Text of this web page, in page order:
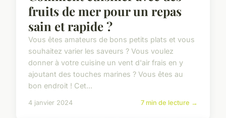
fruits de mer pour un repas
sain et rapide ?
Vous êtes amateurs de bons petits plats et vous
souhaitez varier les saveurs ? Vous voulez
donner à votre cuisine un vent d'air frais en y
ajoutant des touches marines ? Vous êtes au
bon endroit ! Cet...
4 janvier 2024 7 min de lecture →